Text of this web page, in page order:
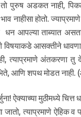
पुरुष अडकत नाही,
नाहीसा होतो.
धन आपल्या ताब्यात
विषयाकडे आसक्तीने
त्याप्रमाणे अंतकरणा
आणि शपथ मोडत
ऐक्याच्या मुठीमध्ये
जातो, त्याप्रमाणे ऐहिक